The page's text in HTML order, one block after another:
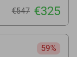
€547 €325
59%